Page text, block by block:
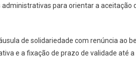
para orientar a aceitação
de solidariedade com renúncia ao
e a fixação de prazo de validade até